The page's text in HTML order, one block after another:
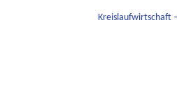
Kreislaufwirtschaft